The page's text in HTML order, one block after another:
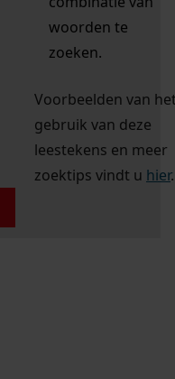
woorden te
zoeken.
Voorbeelden van
gebruik van deze
leestekens en meer
zoektips vindt u hier.